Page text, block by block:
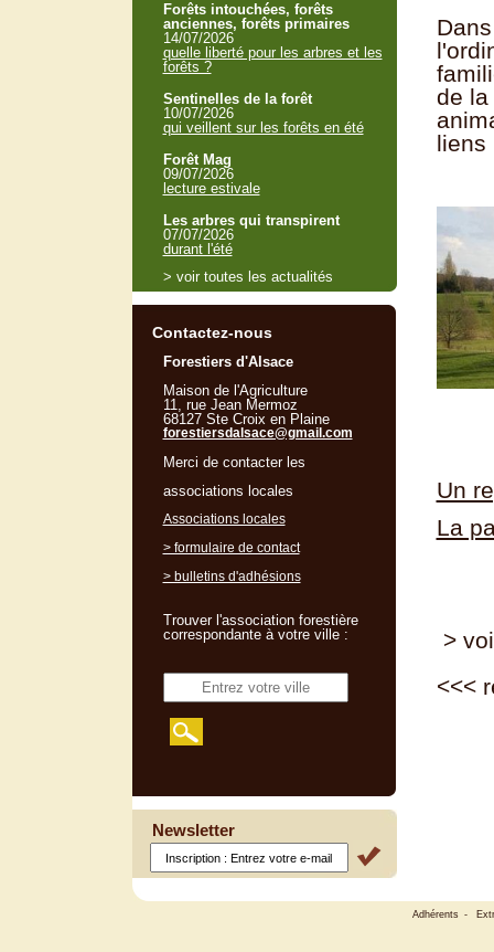
de la
liens
Un
La
>
<<<
Forêts intouchées, forêts
anciennes, forêts primaires
14/07/2026
quelle liberté pour les arbres et les
forêts ?
Sentinelles de la forêt
10/07/2026
qui veillent sur les forêts en été
Forêt Mag
09/07/2026
lecture estivale
Les arbres qui transpirent
07/07/2026
durant l'été
> voir toutes les actualités
Contactez-nous
Forestiers d'Alsace
Maison de l'Agriculture
11, rue Jean Mermoz
68127 Ste Croix en Plaine
forestiersdalsace@gmail.com
Merci de contacter les
associations locales
Associations locales
> formulaire de contact
> bulletins d'adhésions
Trouver l'association forestière
correspondante à votre ville :
Newsletter
Adhérents -